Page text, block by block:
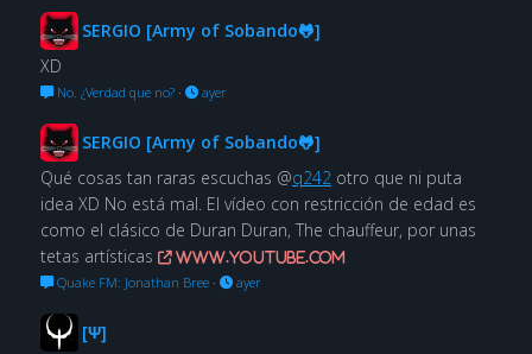
SERGIO [Army of Sobando🐸]
XD
No. ¿Verdad que no?· ayer
SERGIO [Army of Sobando🐸]
Qué cosas tan raras escuchas @q242 otro que ni puta
idea XD No está mal. El vídeo con restricción de edad es
como el clásico de Duran Duran, The chauffeur, por unas
tetas artísticas
www.youtube.com
Quake FM: Jonathan Bree· ayer
[Ψ]